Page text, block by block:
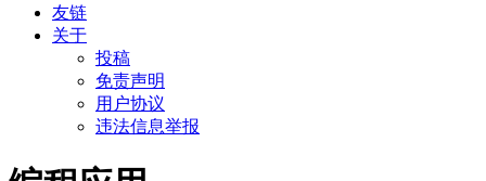
友链
关于
投稿
免责声明
用户协议
违法信息举报